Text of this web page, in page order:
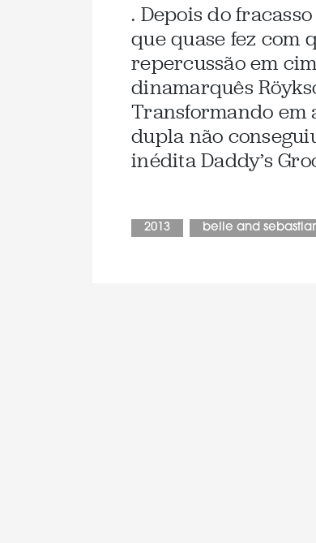
. Depois do
que quase fez com
repercussão em
dinamarquês
Transformando em
dupla não
inédita Daddy’s
2013 belle and